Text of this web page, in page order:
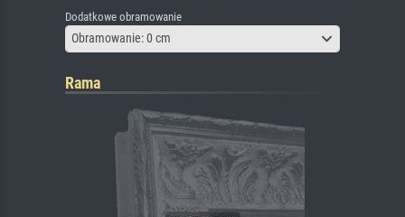
Dodatkowe obramowanie
Obramowanie: 0 cm
Rama